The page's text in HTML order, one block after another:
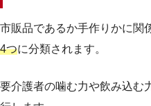
市販品であるか手作りかに関
4つに分類されます。
要介護者の噛む力や飲み込む